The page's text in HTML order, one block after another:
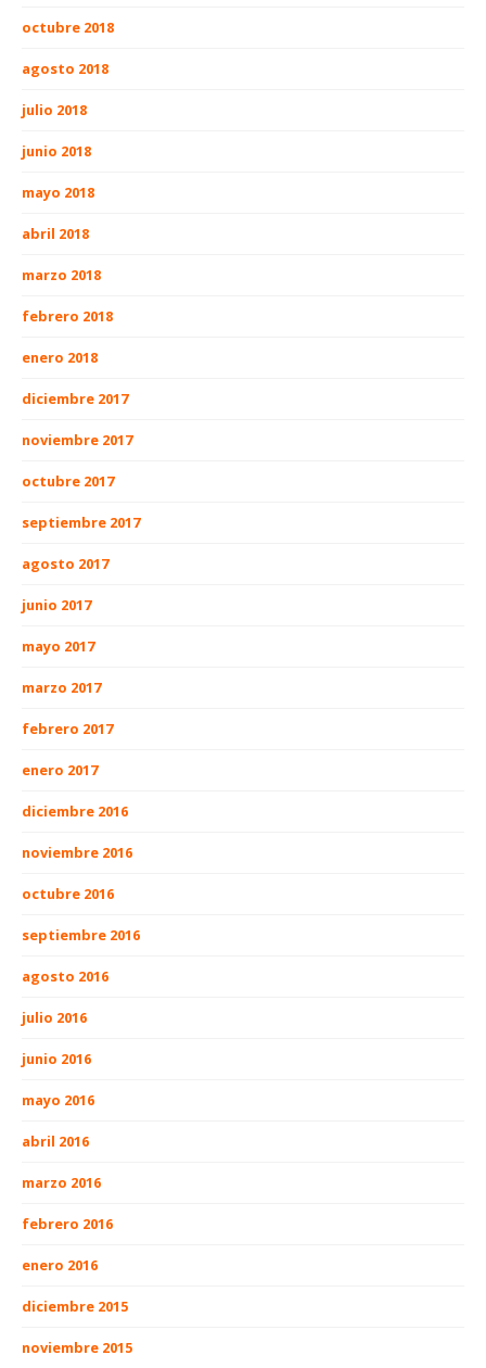
octubre 2018
agosto 2018
julio 2018
junio 2018
mayo 2018
abril 2018
marzo 2018
febrero 2018
enero 2018
diciembre 2017
noviembre 2017
octubre 2017
septiembre 2017
agosto 2017
junio 2017
mayo 2017
marzo 2017
febrero 2017
enero 2017
diciembre 2016
noviembre 2016
octubre 2016
septiembre 2016
agosto 2016
julio 2016
junio 2016
mayo 2016
abril 2016
marzo 2016
febrero 2016
enero 2016
diciembre 2015
noviembre 2015